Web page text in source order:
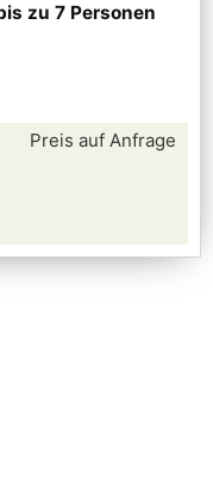
zu 7 Personen
Preis auf Anfrage